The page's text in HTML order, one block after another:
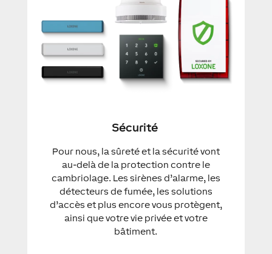
Sécurité
Pour nous, la sûreté et la sécurité vont
au-delà de la protection contre le
cambriolage. Les sirènes d’alarme, les
détecteurs de fumée, les solutions
d’accès et plus encore vous protègent,
ainsi que votre vie privée et votre
bâtiment.